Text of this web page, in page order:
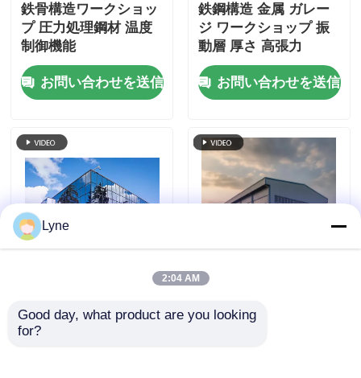
鉄骨構造ワークショッ
プ 圧力処理鋼材 温度
制御機能
お問い合わせを送信
鉄鋼構造 金属 ガレー
ジ ワークショップ 振
動層 厚さ 高張力
お問い合わせを送信
工業用鉄骨構造物 ラテ
ンワークショップ 工場
防錆
耐着鋼構造 金属 ワー
クショップ 建物 腐食
色の色調を阻害する
Lyne
2:04 AM
Good day, what product are you looking
for?